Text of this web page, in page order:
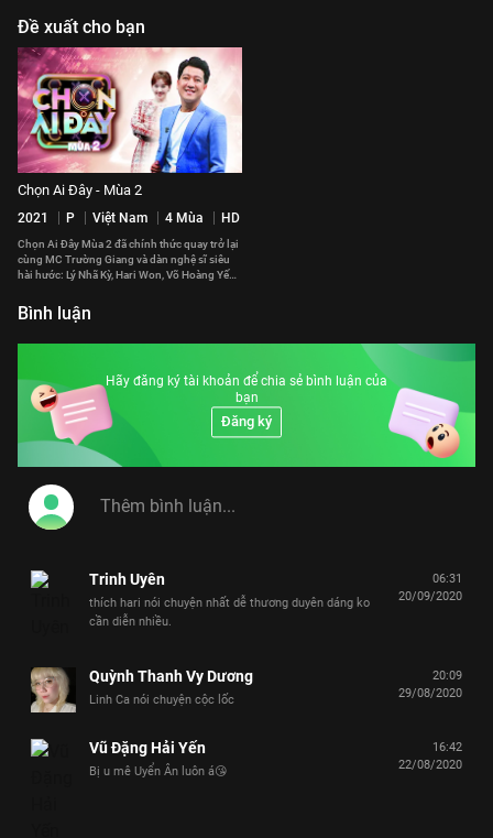
Đề xuất cho bạn
Chọn Ai Đây - Mùa 2
2021 P Việt Nam 4 Mùa HD
Chọn Ai Đây Mùa 2 đã chính thức quay trở lại
cùng MC Trường Giang và dàn nghệ sĩ siêu
hài hước: Lý Nhã Kỳ, Hari Won, Võ Hoàng Yến,
Hoàng Rapper, Will, Mạc Văn Khoa
Bình luận
Hãy đăng ký tài khoản để chia sẻ bình luận của
bạn
Đăng ký
Trinh Uyên
thích hari nói chuyện nhất dễ thương duyên dáng ko
cần diễn nhiều.
06:31
20/09/2020
Quỳnh Thanh Vy Dương
Linh Ca nói chuyện cộc lốc
20:09
29/08/2020
Vũ Đặng Hải Yến
Bị u mê Uyển Ân luôn á😘
16:42
22/08/2020